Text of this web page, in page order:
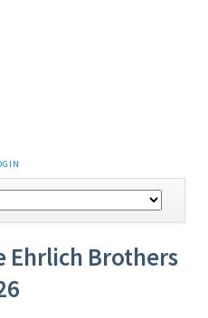
Ehrlich Brothers